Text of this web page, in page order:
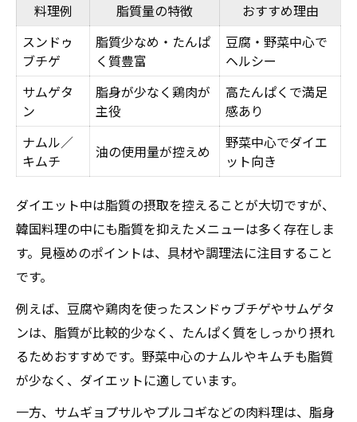
料理例 脂質量の特徴
おすすめ理由
スンドゥ
ブチゲ
脂質少なめ・たんぱ
く質豊富
豆腐・野菜中心で
ヘルシー
サムゲタ
ン
脂身が少なく鶏肉が
主役
高たんぱくで満足
感あり
ナムル／
キムチ
油の使用量が控えめ
野菜中心でダイエ
ット向き
ダイエット中は脂質の摂取を控えることが大切ですが、
韓国料理の中にも脂質を抑えたメニューは多く存在しま
す。見極めのポイントは、具材や調理法に注目すること
です。
例えば、豆腐や鶏肉を使ったスンドゥブチゲやサムゲタ
ンは、脂質が比較的少なく、たんぱく質をしっかり摂れ
るためおすすめです。野菜中心のナムルやキムチも脂質
が少なく、ダイエットに適しています。
一方、サムギョプサルやプルコギなどの肉料理は、脂身